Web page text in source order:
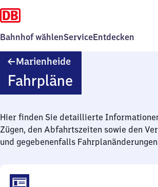
Bahnhof wählenServiceEntdecken
Marienheide
Fahrpläne
Hier finden Sie detaillierte
Zügen, den Abfahrtszeiten sowie den
und gegebenenfalls